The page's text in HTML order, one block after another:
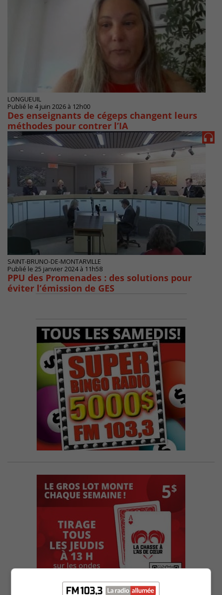
LONGUEUIL
Publié le 4 juin 2026 à 12h00
Des enseignants de cégeps changent leurs
méthodes pour contrer l’IA
SAINT-BRUNO-DE-MONTARVILLE
Publié le 25 janvier 2024 à 11h58
PPU des Promenades : des solutions pour
éviter l’émission de GES